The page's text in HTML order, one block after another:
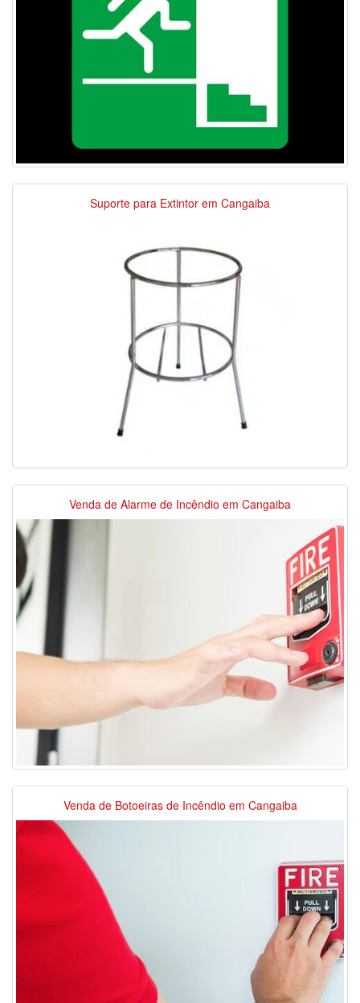
Suporte para Extintor em Cangaiba
Venda de Alarme de Incêndio em Cangaiba
Venda de Botoeiras de Incêndio em Cangaiba